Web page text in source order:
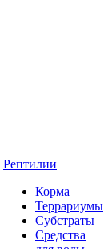
Рептилии
Корма
Террариумы
Субстраты
Средства